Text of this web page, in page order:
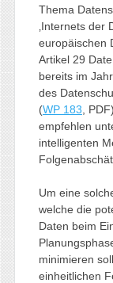
Thema
‚Internets der
europäischen
Artikel 29
bereits im
des
(WP 183 ,
empfehlen
intelligenten
Um eine
welche die
Daten beim
minimieren
einheitlichen